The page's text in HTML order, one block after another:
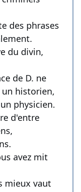
des phrases
du divin,
de D. ne
historien,
physicien.
d'entre
avez mit
mieux vaut